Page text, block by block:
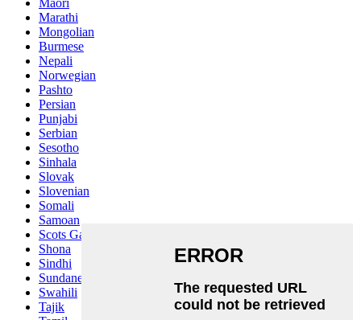
Maori
Marathi
Mongolian
Burmese
Nepali
Norwegian
Pashto
Persian
Punjabi
Serbian
Sesotho
Sinhala
Slovak
Slovenian
Somali
Samoan
Scots Gaelic
Shona
Sindhi
Sundanese
Swahili
Tajik